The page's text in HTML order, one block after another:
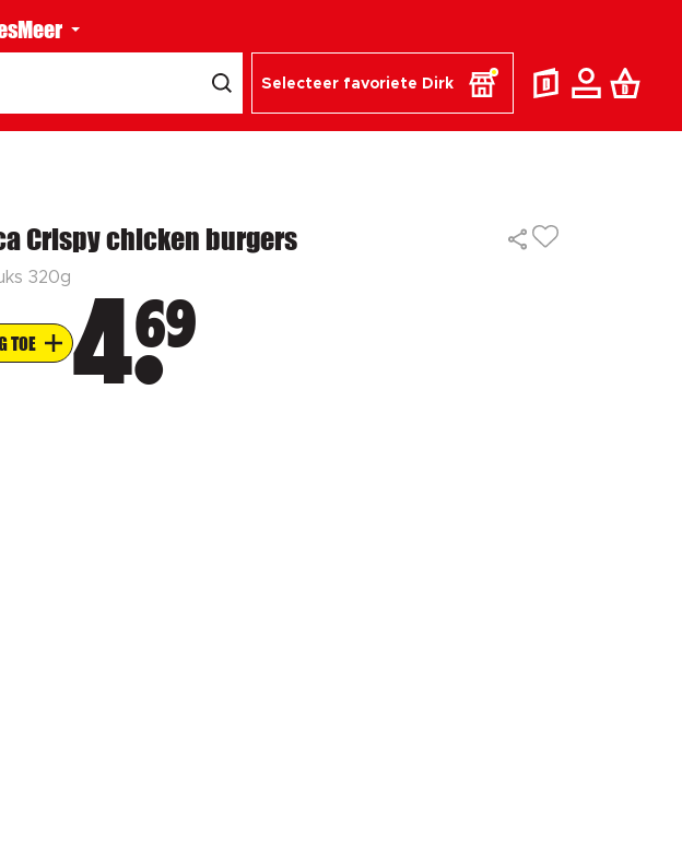
Meer
Selecteer favoriete Dirk
Crispy chicken burgers
320g
TOE 469